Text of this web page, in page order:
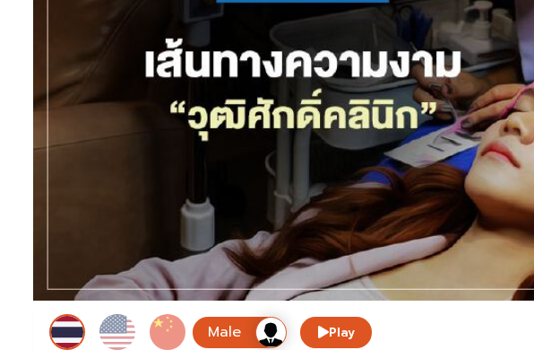
Play